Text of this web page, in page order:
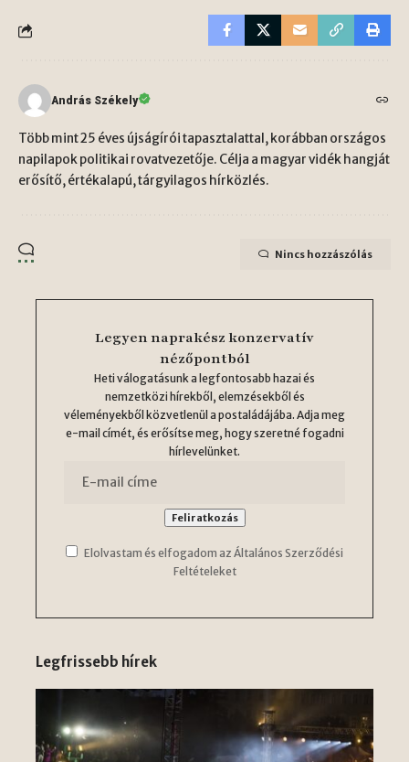
András Székely
Több mint 25 éves újságírói tapasztalattal, korábban országos
napilapok politikai rovatvezetője. Célja a magyar vidék hangját
erősítő, értékalapú, tárgyilagos hírközlés.
Nincs hozzászólás
Legyen naprakész konzervatív
nézőpontból
Heti válogatásunk a legfontosabb hazai és
nemzetközi hírekből, elemzésekből és
véleményekből közvetlenül a postaládájába. Adja meg
e-mail címét, és erősítse meg, hogy szeretné fogadni
hírlevelünket.
Elolvastam és elfogadom az Általános Szerződési
Feltételeket
Legfrissebb hírek